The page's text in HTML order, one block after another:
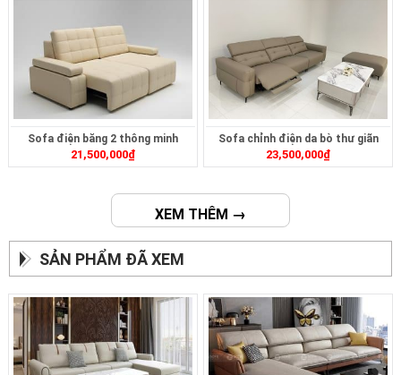
Sofa điện băng 2 thông minh
ZT2626
21,500,000₫
Sofa chỉnh điện da bò thư giãn
ZT2622
23,500,000₫
XEM THÊM →
SẢN PHẨM ĐÃ XEM